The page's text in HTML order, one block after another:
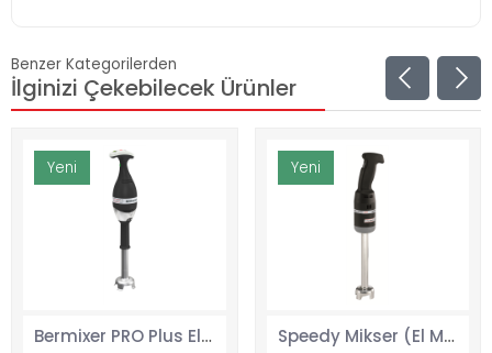
Benzer Kategorilerden
İlginizi Çekebilecek Ürünler
Yeni
Bermixer PRO Plus El Mikseri, Paslanmaz Çelik Tüplü, 453 mm, 450 watt
Yeni
Speedy Mikser (El Mikseri), Paslanmaz Çelik Tüplü, 250 mm, 250 watt